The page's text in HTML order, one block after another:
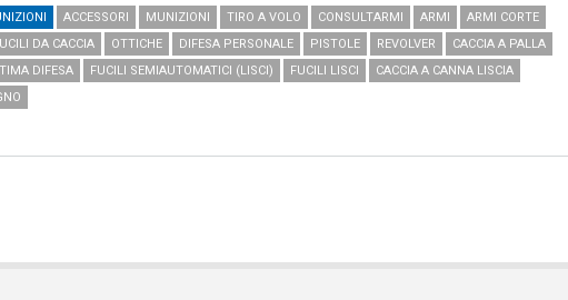
ACCESSORI MUNIZIONI TIRO A VOLO CONSULTARMI ARMI
ARMI CORTE
DA CACCIA OTTICHE DIFESA PERSONALE PISTOLE REVOLVER
CACCIA A PALLA
DIFESA FUCILI SEMIAUTOMATICI (LISCI) FUCILI LISCI
CACCIA A CANNA LISCIA